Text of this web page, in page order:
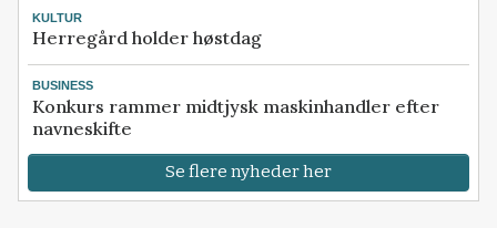
KULTUR
Herregård holder høstdag
BUSINESS
Konkurs rammer midtjysk maskinhandler efter
navneskifte
Se flere nyheder her